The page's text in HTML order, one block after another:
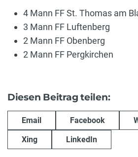
4 Mann FF St. Thomas am
3 Mann FF Luftenberg
2 Mann FF Obenberg
2 Mann FF Pergkirchen
Diesen Beitrag teilen:
Email Facebook
Xing LinkedIn